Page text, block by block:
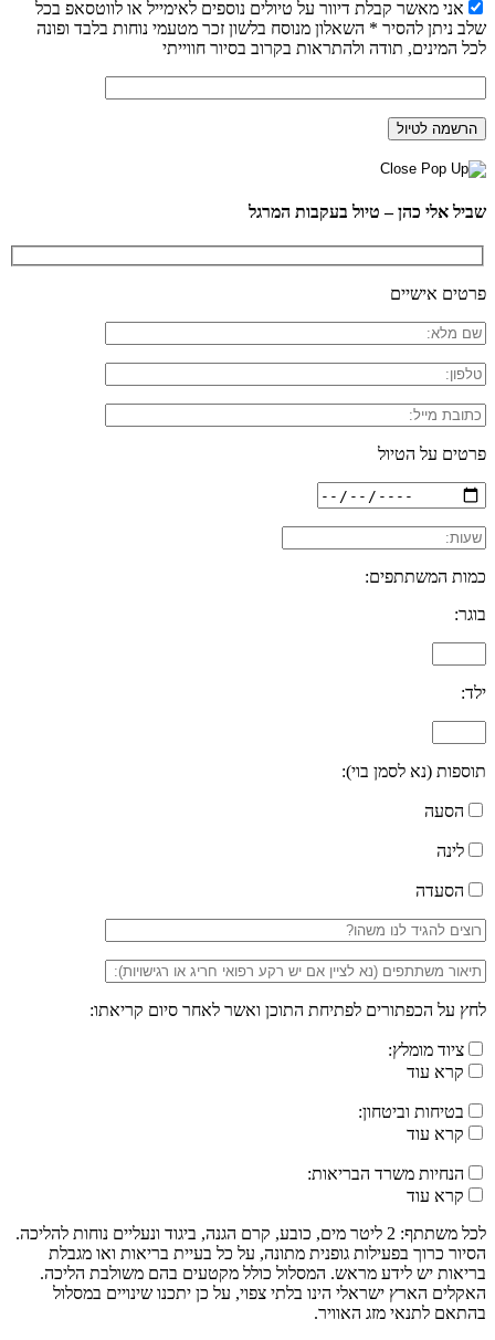
אני מאשר קבלת דיוור על טיולים נוספים לאימייל או לווטסאפ בכל
שלב ניתן להסיר * השאלון מנוסח בלשון זכר מטעמי נוחות בלבד ופונה
לכל המינים, תודה ולהתראות בקרוב בסיור חווייתי
שביל אלי כהן – טיול בעקבות המרגל
פרטים אישיים
פרטים על הטיול
כמות המשתתפים:
בוגר:
ילד:
תוספות (נא לסמן בוי):
הסעה
לינה
הסעדה
לחץ על הכפתורים לפתיחת התוכן ואשר לאחר סיום קריאתו:
ציוד מומלץ:
קרא עוד
בטיחות וביטחון:
קרא עוד
הנחיות משרד הבריאות:
קרא עוד
לכל משתתף: 2 ליטר מים, כובע, קרם הגנה, ביגוד ונעליים נוחות להליכה.
הסיור כרוך בפעילות גופנית מתונה, על כל בעיית בריאות ואו מגבלת
בריאות יש לידע מראש. המסלול כולל מקטעים בהם משולבת הליכה.
האקלים הארץ ישראלי הינו בלתי צפוי, על כן יתכנו שינויים במסלול
בהתאם לתנאי מזג האוויר.